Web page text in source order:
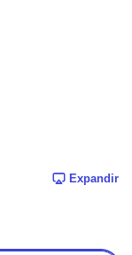
Expandir